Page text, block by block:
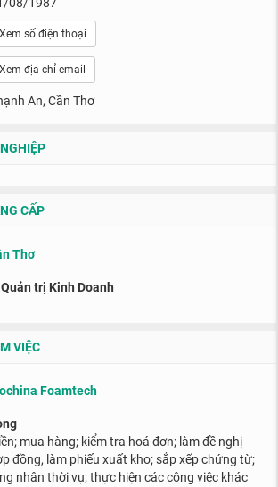
Xem số điện thoại
Xem địa chỉ email
An, Cần Thơ
CẤP
Thơ
trị Kinh Doanh
VIỆC
Foamtech
mua hàng; kiểm tra hoá đơn; làm đề nghị
đồng, làm phiếu xuất kho; sắp xếp chứng từ;
nhân thời vụ; thực hiện các công việc khác